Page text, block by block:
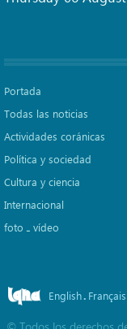
Portada
Todas las noticias
Actividades coránicas
Política y sociedad
Cultura y ciencia
Internacional
foto ـ vídeo
English. Français